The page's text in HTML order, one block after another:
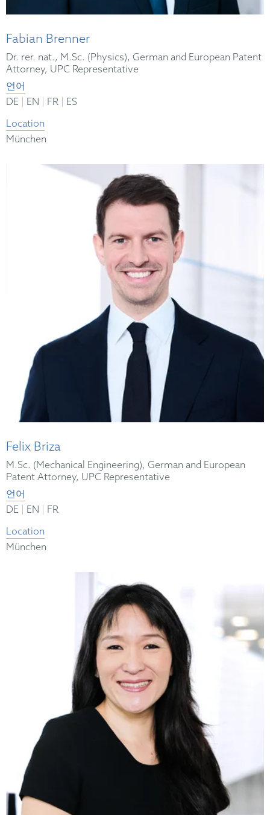
Fabian Brenner
Dr. rer. nat., M.Sc. (Physics), German and European Patent
Attorney, UPC Representative
언어
DE
EN FR
ES
Location
München
Felix Briza
M.Sc. (Mechanical Engineering), German and European
Patent Attorney, UPC Representative
언어
DE
EN
FR
Location
München